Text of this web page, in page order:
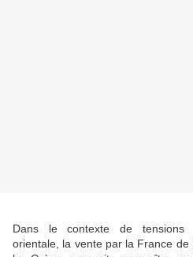
Dans le contexte de tensions
orientale, la vente par la France